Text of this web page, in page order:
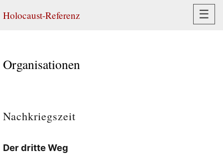
Holocaust-Referenz ☰
Organisationen
Nachkriegszeit
Der dritte Weg